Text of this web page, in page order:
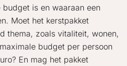
is en waaraan een
Moet het kerstpakket
thema, zoals vitaliteit, wonen,
budget per persoon
En mag het pakket